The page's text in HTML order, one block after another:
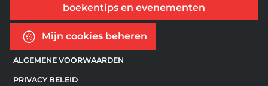
boekentips en evenementen
Mijn cookies beheren
ALGEMENE VOORWAARDEN
PRIVACY BELEID